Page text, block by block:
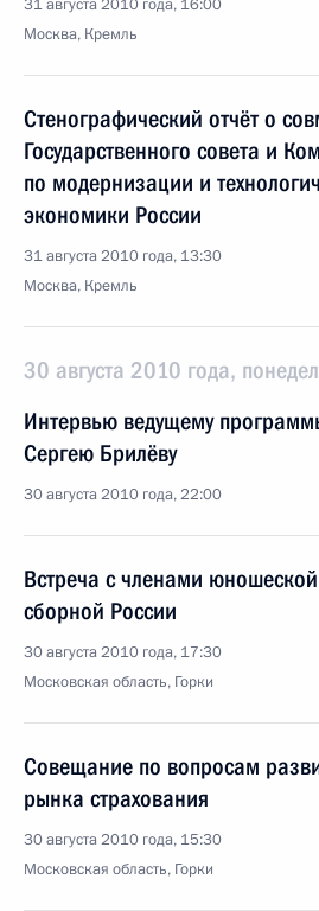
31 августа 2010 года, 16:00
Москва, Кремль
Стенографический отчёт о
Государственного совета и
по модернизации и
экономики России
31 августа 2010 года, 13:30
Москва, Кремль
30 августа 2010 года,
Интервью ведущему
Сергею Брилёву
30 августа 2010 года, 22:00
Встреча с членами
сборной России
30 августа 2010 года, 17:30
Московская область, Горки
Совещание по вопросам
рынка страхования
30 августа 2010 года, 15:30
Московская область, Горки